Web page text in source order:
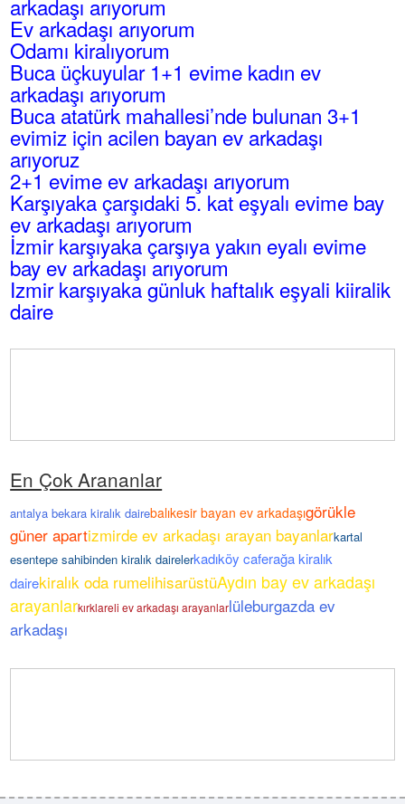
arkadaşı arıyorum
Ev arkadaşı arıyorum
Odamı kiralıyorum
Buca üçkuyular 1+1 evime kadın ev
arkadaşı arıyorum
Buca atatürk mahallesi’nde bulunan 3+1
evimiz için acilen bayan ev arkadaşı
arıyoruz
2+1 evime ev arkadaşı arıyorum
Karşıyaka çarşıdaki 5. kat eşyalı evime bay
ev arkadaşı arıyorum
İzmir karşıyaka çarşıya yakın eyalı evime
bay ev arkadaşı arıyorum
Izmir karşıyaka günluk haftalık eşyali kiiralik
daire
En Çok Arananlar
antalya bekara kiralık dairebalıkesir bayan ev arkadaşıgörükle
güner apartizmirde ev arkadaşı arayan bayanlarkartal
esentepe sahibinden kiralık dairelerkadıköy caferağa kiralık
dairekiralık oda rumelihisarüstüAydın bay ev arkadaşı
arayanlarkırklareli ev arkadaşı arayanlarlüleburgazda ev
arkadaşı